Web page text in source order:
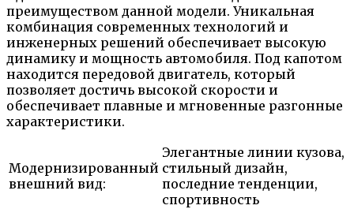
преимуществом данной модели. Уникальная
комбинация современных технологий и
инженерных решений обеспечивает высокую
динамику и мощность автомобиля. Под капотом
находится передовой двигатель, который
позволяет достичь высокой скорости и
обеспечивает плавные и мгновенные разгонные
характеристики.
Модернизированный
внешний вид:
Элегантные линии кузова,
стильный дизайн,
последние тенденции,
спортивность